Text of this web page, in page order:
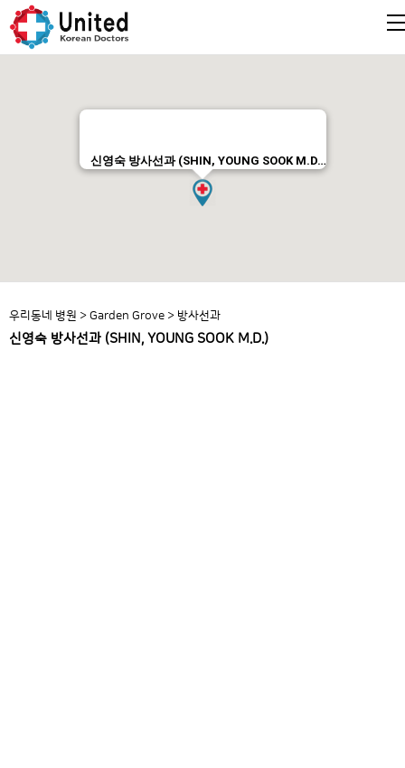
신영숙 방사선과 (SHIN, YOUNG SOOK M.D…
우리동네 병원 > Garden Grove > 방사선과
신영숙 방사선과 (SHIN, YOUNG SOOK M.D.)